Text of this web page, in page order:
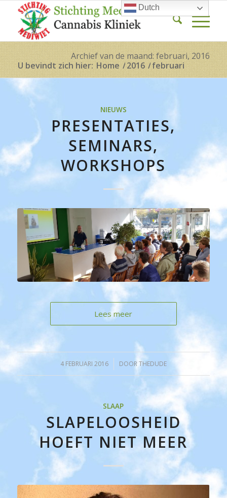
Archief van de maand: februari, 2016
U bevindt zich hier: Home /2016 /februari
NIEUWS
PRESENTATIES,
SEMINARS,
WORKSHOPS
Lees meer
4 FEBRUARI 2016
/ DOORTHEDUDE
SLAAP
SLAPELOOSHEID
HOEFT NIET MEER
Dutch